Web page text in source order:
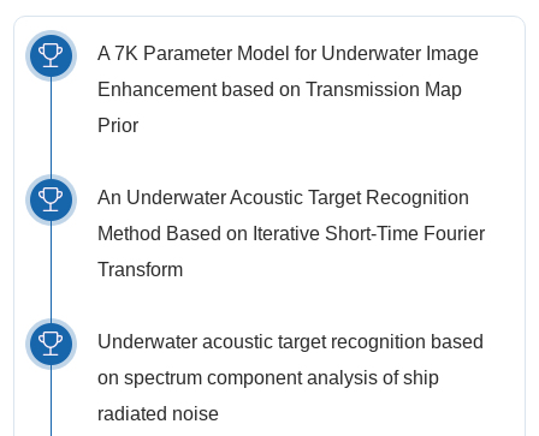
A 7K Parameter Model for Underwater Image
Enhancement based on Transmission Map
Prior
An Underwater Acoustic Target Recognition
Method Based on Iterative Short-Time Fourier
Transform
Underwater acoustic target recognition based
on spectrum component analysis of ship
radiated noise